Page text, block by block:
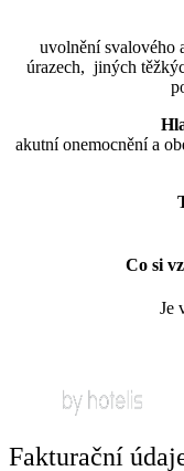
uvolnění svalového
úrazech, jiných
akutní onemocnění a
Co si
Je
Fakturační